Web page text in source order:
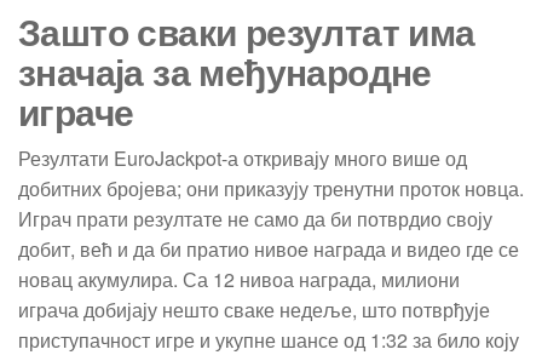
Зашто сваки резултат има
значаја за међународне
играче
Резултати EuroJackpot-а откривају много више од
добитних бројева; они приказују тренутни проток новца.
Играч прати резултате не само да би потврдио своју
добит, већ и да би пратио нивоe награда и видео где се
новац акумулира. Са 12 нивоа награда, милиони
играча добијају нешто сваке недеље, што потврђује
приступачност игре и укупне шансе од 1:32 за било коју